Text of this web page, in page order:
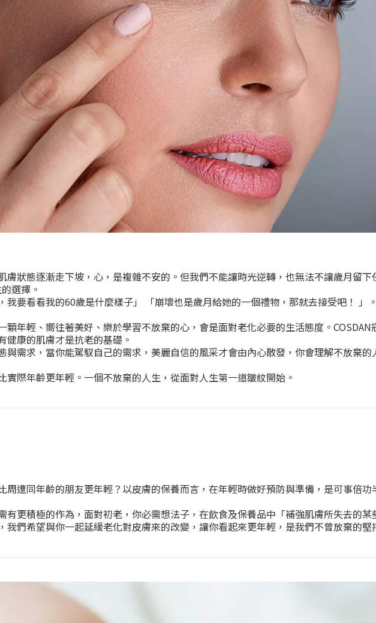
狀態逐漸走下坡，心，是複雜不安的。但我們不能讓時光逆轉，也無法不讓歲月留下
選擇。
要看看我的60歲是什麼樣子」 「崩壞也是歲月給她的一個禮物，那就去接受吧！ 」
年輕、嚮往著美好、樂於學習不放棄的心，會是面對老化必要的生活態度。
康的肌膚才是抗老的基礎。
需求，當你能駕馭自己的需求，美麗自信的風采才會由內心散發，你會理解不放棄
際年齡更年輕。一個不放棄的人生，從面對人生第一道皺紋開始。
遭同年齡的朋友更年輕？以皮膚的保養而言，在年輕時做好預防與準備，是可事倍
更積極的作為，面對初老，你必需想法子，在飲食及保養品中「補強肌膚所失去的
們希望與你一起延緩老化對皮膚來的改變，讓你看起來更年輕，是我們不曾放棄的堅